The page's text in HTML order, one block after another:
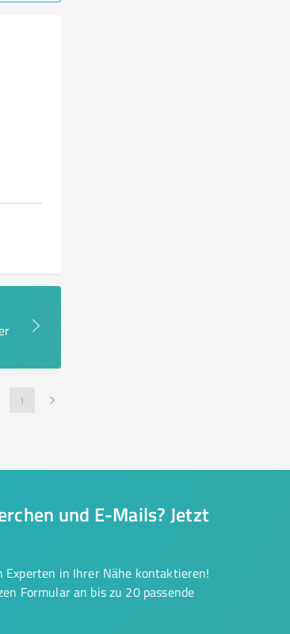
1
und E-Mails? Jetzt
Experten in Ihrer Nähe kontaktieren!
Formular an bis zu 20 passende